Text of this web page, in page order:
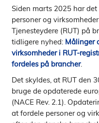
Siden marts 2025 har
personer og
Tjenesteydere (RUT) på
tidligere nyhed: Målinger
virksomheder i RUT-
fordeles på brancher.
Det skyldes, at RUT den
bruge de opdaterede
(NACE Rev. 2.1).
at fordele personer og